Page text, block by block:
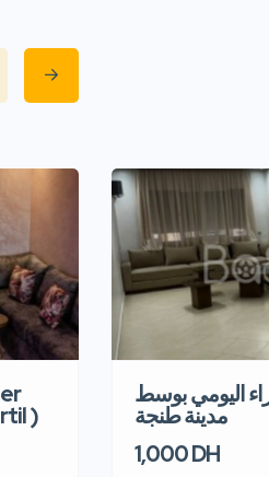
)
اليومي بوسط
مدينة طنجة
1,000 DH